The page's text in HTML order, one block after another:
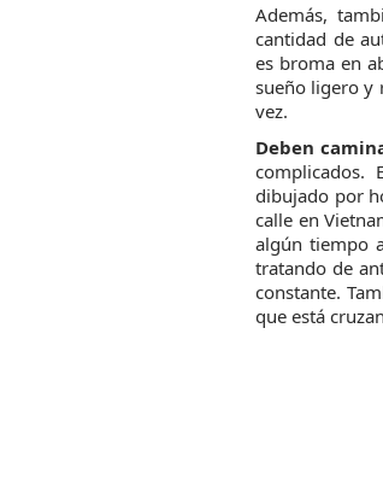
Además,
cantidad de
es broma en
sueño ligero y
vez.
Deben
complicados.
dibujado por
calle en
algún tiempo
tratando de
constante.
que está